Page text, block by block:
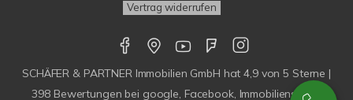
Vertrag widerrufen
SCHÄFER & PARTNER Immobilien GmbH hat4,9von5 Sterne |
398 Bewertungen bei google, Facebook, Immobilienscout,